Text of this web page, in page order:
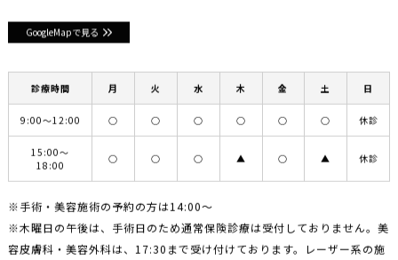
GoogleMapで見る
診療時間 月 火 水 木 金 土 日
9:00〜12:00 ○ ○ ○ ○ ○ ○ 休診
15:00〜
18:00
○ ○ ○ ▲ ○ ▲ 休診
※手術・美容施術の予約の方は14:00〜
※木曜日の午後は、手術日のため通常保険診療は受付しておりません。美
容皮膚科・美容外科は、17:30まで受け付けております。レーザー系の施